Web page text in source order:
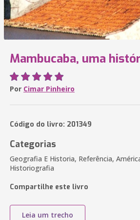
Mambucaba, uma
Por Cimar Pinheiro
Código do livro: 201349
Categorias
Geografia E Historia, Referência,
Historiografia
Compartilhe este livro
Leia um trecho